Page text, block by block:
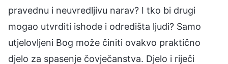
pravednu i neuvredljivu narav? I tko bi drugi
mogao utvrditi ishode i odredišta ljudi? Samo
utjelovljeni Bog može činiti ovakvo praktično
djelo za spasenje čovječanstva. Djelo i riječi